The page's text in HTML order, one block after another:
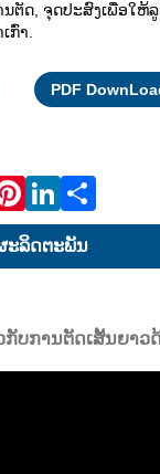
ຕັດ, ຈຸດປະສົງເພື່ອໃຫ້
ກົ່າ.
PDF
ະ​ລິດ​ຕະ​ພັນ
ກັບການຕັດເສັ້ນຍາວ